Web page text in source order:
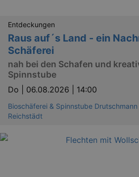
Entdeckungen
Raus auf´s Land - ein
Schäferei
nah bei den Schafen und
Spinnstube
Do | 06.08.2026 | 14:00
Bioschäferei & Spinnstube
Reichstädt